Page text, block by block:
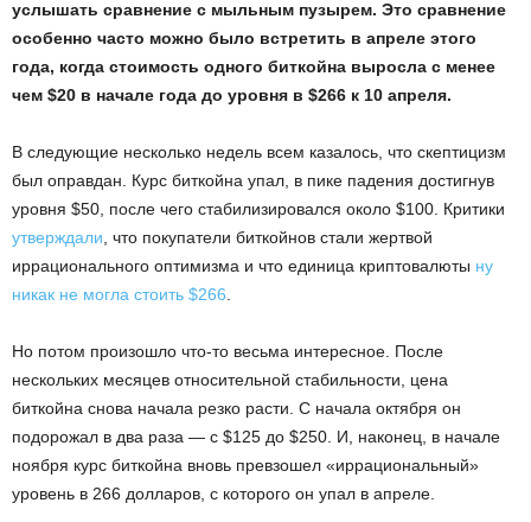
услышать сравнение с мыльным пузырем. Это сравнение
особенно часто можно было встретить в апреле этого
года, когда стоимость одного биткойна выросла с менее
чем $20 в начале года до уровня в $266 к 10 апреля.
В следующие несколько недель всем казалось, что скептицизм
был оправдан. Курс биткойна упал, в пике падения достигнув
уровня $50, после чего стабилизировался около $100. Критики
утверждали , что покупатели биткойнов стали жертвой
иррационального оптимизма и что единица криптовалюты ну
никак не могла стоить $266
Но потом произошло что-то весьма интересное. После
нескольких месяцев относительной стабильности, цена
биткойна снова начала резко расти. С начала октября он
подорожал в два раза — с $125 до $250. И, наконец, в начале
ноября курс биткойна вновь превзошел «иррациональный»
уровень в 266 долларов, с которого он упал в апреле.